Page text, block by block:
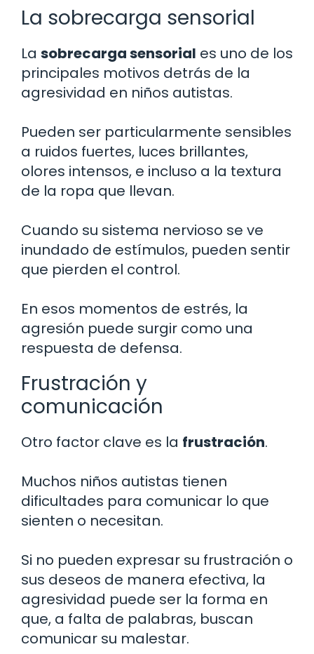
La sobrecarga sensorial
La sobrecarga sensorial es uno de los
principales motivos detrás de la
agresividad en niños autistas.
Pueden ser particularmente sensibles
a ruidos fuertes, luces brillantes,
olores intensos, e incluso a la textura
de la ropa que llevan.
Cuando su sistema nervioso se ve
inundado de estímulos, pueden sentir
que pierden el control.
En esos momentos de estrés, la
agresión puede surgir como una
respuesta de defensa.
Frustración y
comunicación
Otro factor clave es la frustración.
Muchos niños autistas tienen
dificultades para comunicar lo que
sienten o necesitan.
Si no pueden expresar su frustración o
sus deseos de manera efectiva, la
agresividad puede ser la forma en
que, a falta de palabras, buscan
comunicar su malestar.